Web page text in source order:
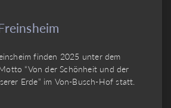
finden 2025 unter dem
“Von der Schönheit und der
Erde” im Von-Busch-Hof statt.